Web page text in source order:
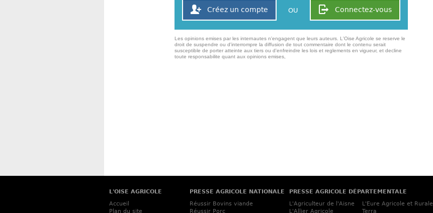
Connectez-vous
Créez un compte OU
Les opinions emises par les internautes n'engagent que leurs auteurs. L'Oise Agricole se reserve le
droit de suspendre ou d'interrompre la diffusion de tout commentaire dont le contenu serait
susceptible de porter atteinte aux tiers ou d'enfreindre les lois et reglements en vigueur, et decline
toute responsabilite quant aux opinions emises,
L'OISE AGRICOLE
Accueil
Plan du site
PRESSE AGRICOLE NATIONALE
Réussir Bovins viande
Réussir Porc
PRESSE AGRICOLE DÉPARTEMENTALE
L'Agriculteur de l'Aisne
L'Allier Agricole
L'Eure Agricole et Rurale
Terra